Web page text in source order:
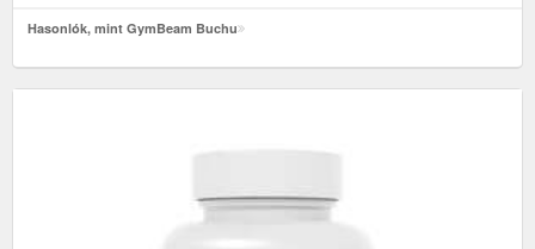
Hasonlók, mint GymBeam Buchu